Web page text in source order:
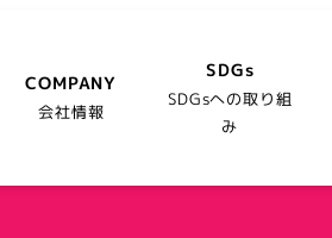
COMPANY
会社情報
SDGs
SDGsへの取り組
み